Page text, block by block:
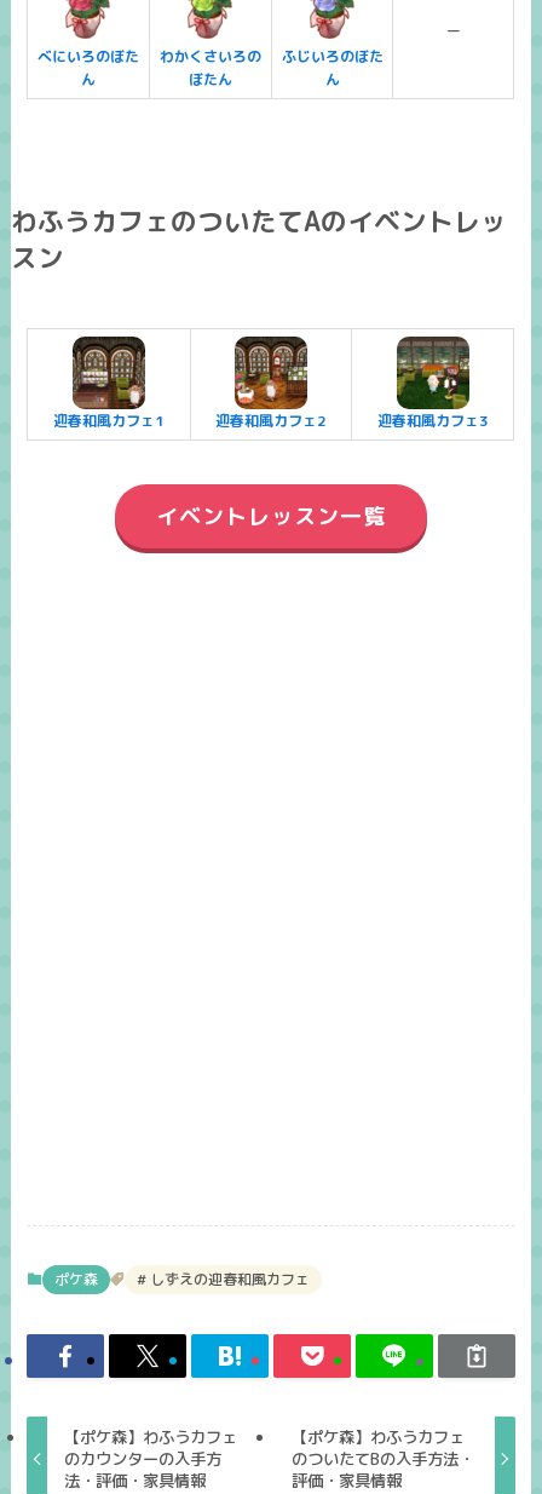
べにいろのぼた
ん
わかくさいろの
ぼたん
ふじいろのぼた
ん
ー
わふうカフェのついたてAのイベントレッ
スン
迎春和風カフェ1 迎春和風カフェ2 迎春和風カフェ3
イベントレッスン一覧
ポケ森 しずえの迎春和風カフェ
【ポケ森】わふうカフェ
のカウンターの入手方
法・評価・家具情報
【ポケ森】わふうカフェ
のついたてBの入手方法・
評価・家具情報